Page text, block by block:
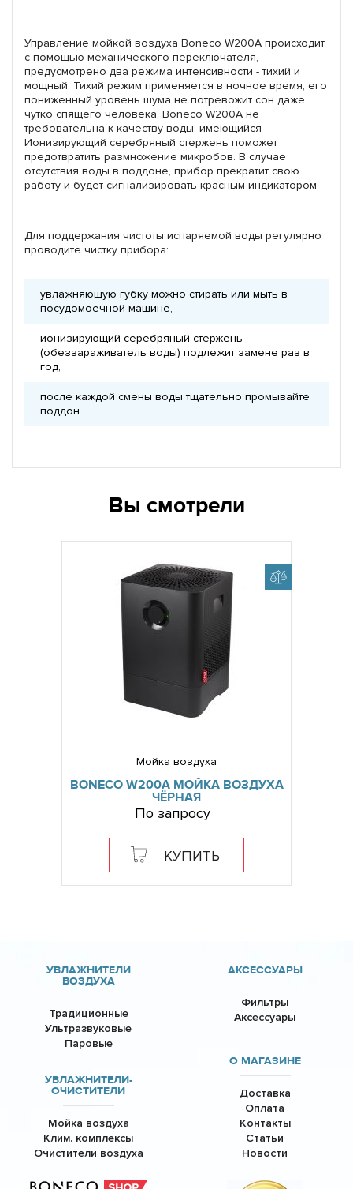
Управление мойкой воздуха Boneco W200A происходит
с помощью механического переключателя,
предусмотрено два режима интенсивности - тихий и
мощный. Тихий режим применяется в ночное время, его
пониженный уровень шума не потревожит сон даже
чутко спящего человека. Boneco W200A не
требовательна к качеству воды, имеющийся
Ионизирующий серебряный стержень поможет
предотвратить размножение микробов. В случае
отсутствия воды в поддоне, прибор прекратит свою
работу и будет сигнализировать красным индикатором.
Для поддержания чистоты испаряемой воды регулярно
проводите чистку прибора:
увлажняющую губку можно стирать или мыть в
посудомоечной машине,
ионизирующий серебряный стержень
(обеззараживатель воды) подлежит замене раз в
год,
после каждой смены воды тщательно промывайте
поддон.
Вы смотрели
Мойка воздуха
BONECO W200A МОЙКА ВОЗДУХА
ЧЁРНАЯ
По запросу
КУПИТЬ
УВЛАЖНИТЕЛИ
ВОЗДУХА
Традиционные
Ультразвуковые
Паровые
УВЛАЖНИТЕЛИ-
ОЧИСТИТЕЛИ
Мойка воздуха
Клим. комплексы
Очистители воздуха
АКСЕССУАРЫ
Фильтры
Аксессуары
О МАГАЗИНЕ
Доставка
Оплата
Контакты
Статьи
Новости